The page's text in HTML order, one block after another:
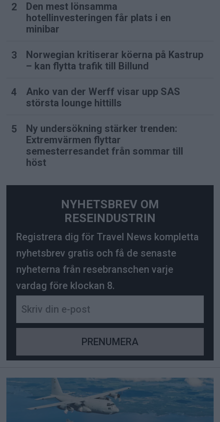
Den mest lönsamma
hotellinvesteringen får plats i en
minibar
Norwegian kritiserar köerna på Kastrup
– kan flytta trafik till Billund
Anko van der Werff visar upp SAS
största lounge hittills
Ny undersökning stärker trenden:
Extremvärmen flyttar
semesterresandet från sommar till
höst
NYHETSBREV OM
RESEINDUSTRIN
Registrera dig för Travel News kompletta
nyhetsbrev gratis och få de senaste
nyheterna från resebranschen varje
vardag före klockan 8.